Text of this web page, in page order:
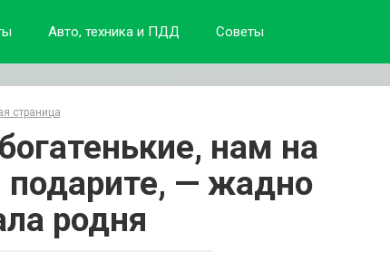
Авто, техника и ПДД Советы
страница
нам на
подарите, — жадно
родня